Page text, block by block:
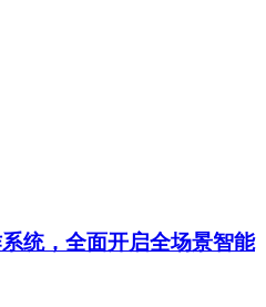
统，全面开启全场景智能